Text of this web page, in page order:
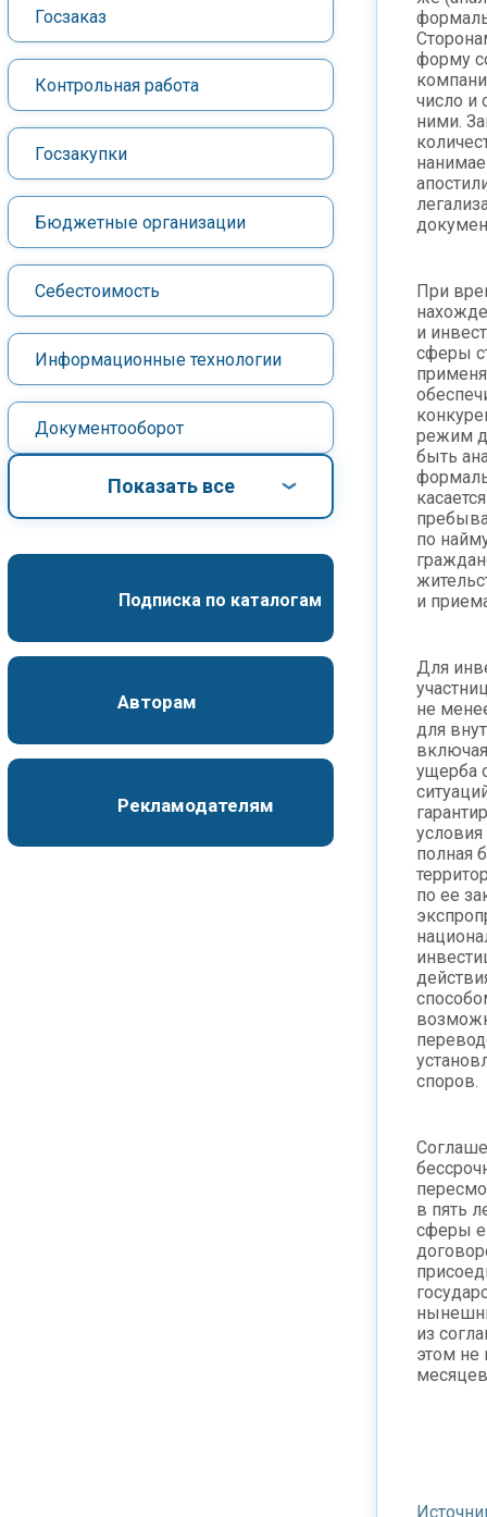
Госзаказ
Контрольная работа
Госзакупки
Бюджетные организации
Себестоимость
Информационные технологии
Документооборот
Показать все
Подписка по каталогам
Авторам
Рекламодателям
форму
число и
ними.
При
и
сферы
режим
быть
по
и
Для
не
для
ущерба
полная
по ее
споров.
в пять
сферы
из
этом не